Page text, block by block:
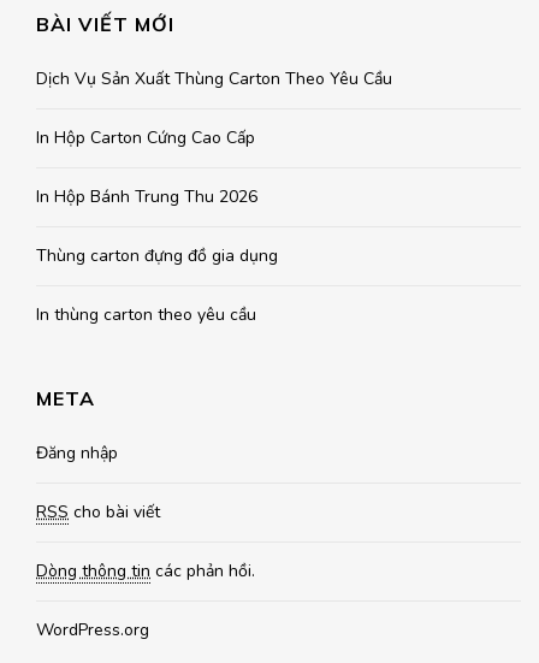
BÀI VIẾT MỚI
Dịch Vụ Sản Xuất Thùng Carton Theo Yêu Cầu
In Hộp Carton Cứng Cao Cấp
In Hộp Bánh Trung Thu 2026
Thùng carton đựng đồ gia dụng
In thùng carton theo yêu cầu
META
Đăng nhập
RSS cho bài viết
Dòng thông tin các phản hồi.
WordPress.org